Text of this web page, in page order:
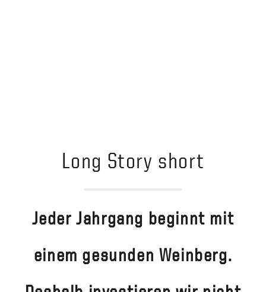
Long Story short
Jeder Jahrgang beginnt mit
einem gesunden Weinberg.